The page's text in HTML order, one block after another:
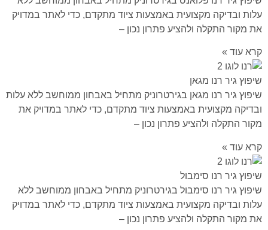
עלות ובדיקה מקצועית באמצעות ציוד מתקדם, כדי לאתר במדויק
את מקור התקלה ולהציע פתרון נכון –
קרא עוד »
שיפוץ גיר רנו מגאן
שיפוץ גיר רנו מגאן בגירטרוניק מתחיל באבחון ממוחשב ללא עלות
ובדיקה מקצועית באמצעות ציוד מתקדם, כדי לאתר במדויק את
מקור התקלה ולהציע פתרון נכון –
קרא עוד »
שיפוץ גיר רנו סימבול
שיפוץ גיר רנו סימבול בגירטרוניק מתחיל באבחון ממוחשב ללא
עלות ובדיקה מקצועית באמצעות ציוד מתקדם, כדי לאתר במדויק
את מקור התקלה ולהציע פתרון נכון –